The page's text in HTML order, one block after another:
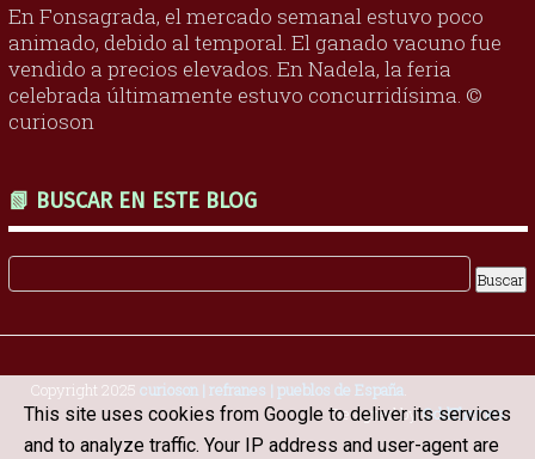
En Fonsagrada, el mercado semanal estuvo poco
animado, debido al temporal. El ganado vacuno fue
vendido a precios elevados. En Nadela, la feria
celebrada últimamente estuvo concurridísima. ©
curioson
📗 BUSCAR EN ESTE BLOG
Copyright 2025 curioson | refranes | pueblos de España
Designed byOddThemes
This site uses cookies from Google to deliver its services
and to analyze traffic. Your IP address and user-agent are